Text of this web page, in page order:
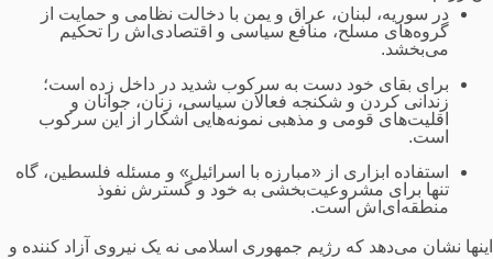
در سوریه، لبنان، عراق و یمن با دخالت نظامی و حمایت از
گرو‌ه‌های مسلح، منافع سیاسی و اقتصادی‌اش را تحکیم
می‌بخشد.
برای بقای خود دست به سرکوب شدید در داخل زده است؛
زندانی کردن و شکنجه فعالان سیاسی، زنان، جوانان و
اقلیت‌های قومی و مذهبی نمونه‌هایی آشکار از این سرکوب
است.
استفاده ابزاری از «مبارزه با اسرائیل» و مسئله فلسطین، گاه
تنها برای مشروعیت‌بخشی به خود و گسترش نفوذ
منطقه‌ای‌اش است.
اینها نشان می‌دهد که رژیم جمهوری اسلامی نه یک نیروی آزاد کننده و